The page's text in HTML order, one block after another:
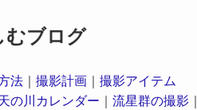
むブログ
法 ｜ 撮影計画 ｜ 撮影アイテム
の川カレンダー ｜ 流星群の撮影 ｜